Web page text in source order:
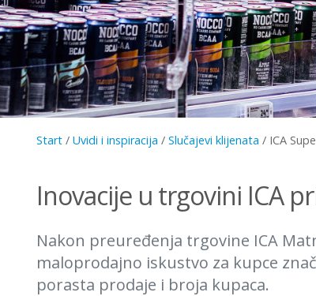
Start/ Uvidi i inspiracija / Slučajevi klijenata / ICA
Inovacije u trgovini ICA
Nakon preuređenja trgovine ICA
maloprodajno iskustvo za kupce
porasta prodaje i broja kupaca.